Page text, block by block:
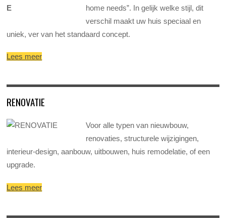
home needs”. In gelijk welke stijl, dit
verschil maakt uw huis speciaal en
uniek, ver van het standaard concept.
Lees meer
RENOVATIE
Voor alle typen van nieuwbouw,
renovaties, structurele wijzigingen,
interieur-design, aanbouw, uitbouwen, huis remodelatie, of een
upgrade.
Lees meer